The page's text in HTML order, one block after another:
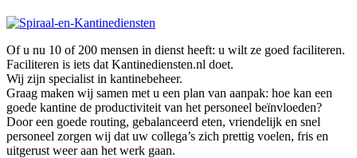
Of u nu 10 of 200 mensen in dienst heeft: u wilt ze goed faciliteren.
Faciliteren is iets dat Kantinediensten.nl doet.
Wij zijn specialist in kantinebeheer.
Graag maken wij samen met u een plan van aanpak: hoe kan een
goede kantine de productiviteit van het personeel beïnvloeden?
Door een goede routing, gebalanceerd eten, vriendelijk en snel
personeel zorgen wij dat uw collega’s zich prettig voelen, fris en
uitgerust weer aan het werk gaan.